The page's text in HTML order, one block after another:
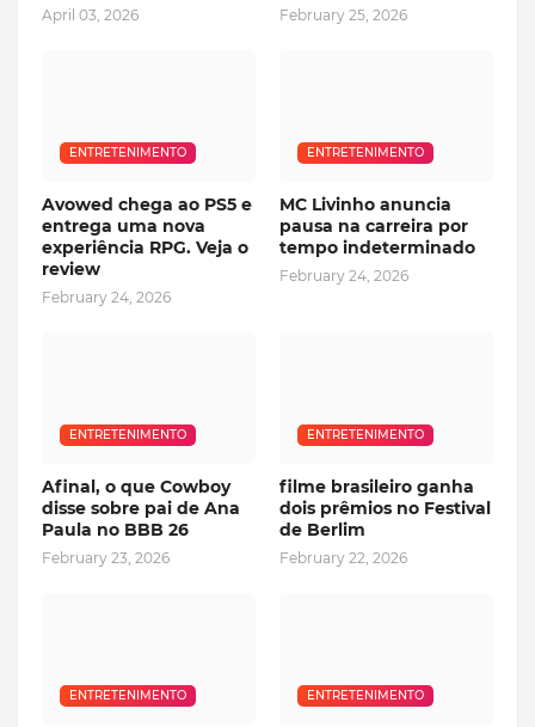
April 03, 2026 February 25, 2026
ENTRETENIMENTO
Avowed chega ao PS5 e
entrega uma nova
experiência RPG. Veja o
review
February 24, 2026
ENTRETENIMENTO
MC Livinho anuncia
pausa na carreira por
tempo indeterminado
February 24, 2026
ENTRETENIMENTO
Afinal, o que Cowboy
disse sobre pai de Ana
Paula no BBB 26
February 23, 2026
ENTRETENIMENTO
filme brasileiro ganha
dois prêmios no Festival
de Berlim
February 22, 2026
ENTRETENIMENTO ENTRETENIMENTO